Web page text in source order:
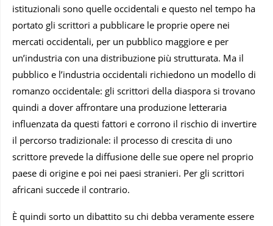
istituzionali sono quelle occidentali e questo nel tempo ha
portato gli scrittori a pubblicare le proprie opere nei
mercati occidentali, per un pubblico maggiore e per
un’industria con una distribuzione più strutturata. Ma il
pubblico e l’industria occidentali richiedono un modello di
romanzo occidentale: gli scrittori della diaspora si trovano
quindi a dover affrontare una produzione letteraria
influenzata da questi fattori e corrono il rischio di invertire
il percorso tradizionale: il processo di crescita di uno
scrittore prevede la diffusione delle sue opere nel proprio
paese di origine e poi nei paesi stranieri. Per gli scrittori
africani succede il contrario.
È quindi sorto un dibattito su chi debba veramente essere